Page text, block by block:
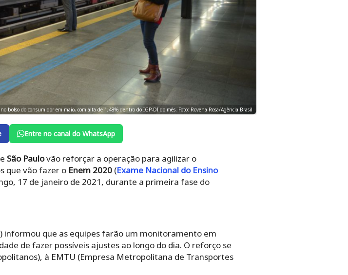
bolso do consumidor em maio, com alta de 1,48% dentro do IGP-DI do mês. Foto: Rovena Rosa/Agência Brasil
Entre no canal do WhatsApp
São Paulovão reforçar a operação para agilizar o
que vão fazer o Enem 2020 (Exame Nacional do Ensino
17 de janeiro de 2021, durante a primeira fase do
informou que as equipes farão um monitoramento em
de fazer possíveis ajustes ao longo do dia. O reforço se
à EMTU (Empresa Metropolitana de Transportes